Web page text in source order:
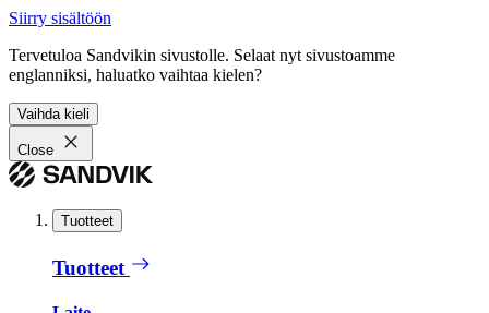
Siirry sisältöön
Tervetuloa Sandvikin sivustolle. Selaat nyt sivustoamme
englanniksi, haluatko vaihtaa kielen?
Vaihda kieli
Close
Tuotteet
Tuotteet